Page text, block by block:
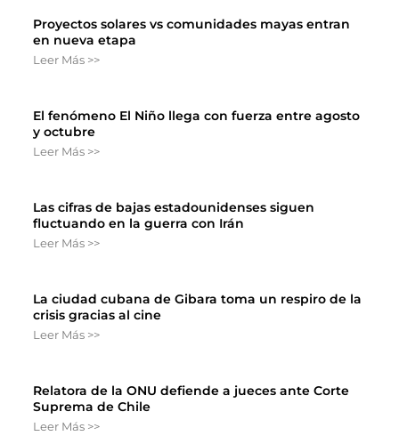
Proyectos solares vs comunidades mayas entran
en nueva etapa
Leer Más >>
El fenómeno El Niño llega con fuerza entre agosto
y octubre
Leer Más >>
Las cifras de bajas estadounidenses siguen
fluctuando en la guerra con Irán
Leer Más >>
La ciudad cubana de Gibara toma un respiro de la
crisis gracias al cine
Leer Más >>
Relatora de la ONU defiende a jueces ante Corte
Suprema de Chile
Leer Más >>